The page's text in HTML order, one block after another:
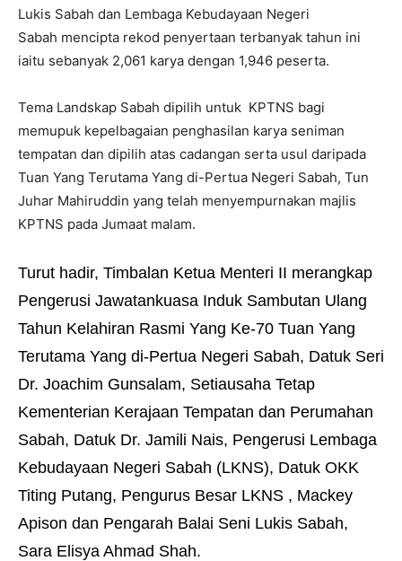
Lukis Sabah dan Lembaga Kebudayaan Negeri
Sabah mencipta rekod penyertaan terbanyak tahun ini
iaitu sebanyak 2,061 karya dengan 1,946 peserta.
Tema Landskap Sabah dipilih untuk KPTNS bagi
memupuk kepelbagaian penghasilan karya seniman
tempatan dan dipilih atas cadangan serta usul daripada
Tuan Yang Terutama Yang di-Pertua Negeri Sabah, Tun
Juhar Mahiruddin yang telah menyempurnakan majlis
KPTNS pada Jumaat malam.
Turut hadir, Timbalan Ketua Menteri II merangkap
Pengerusi Jawatankuasa Induk Sambutan Ulang
Tahun Kelahiran Rasmi Yang Ke-70 Tuan Yang
Terutama Yang di-Pertua Negeri Sabah, Datuk Seri
Dr. Joachim Gunsalam, Setiausaha Tetap
Kementerian Kerajaan Tempatan dan Perumahan
Sabah, Datuk Dr. Jamili Nais, Pengerusi Lembaga
Kebudayaan Negeri Sabah (LKNS), Datuk OKK
Titing Putang, Pengurus Besar LKNS , Mackey
Apison dan Pengarah Balai Seni Lukis Sabah,
Sara Elisya Ahmad Shah.